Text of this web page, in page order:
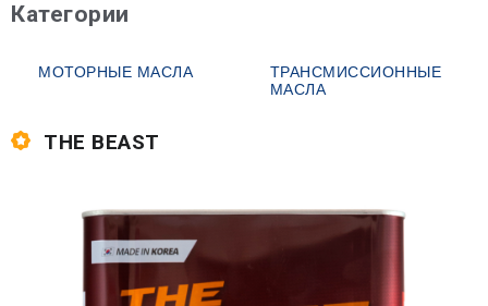
Категории
МОТОРНЫЕ МАСЛА
ТРАНСМИССИОННЫЕ
МАСЛА
THE BEAST